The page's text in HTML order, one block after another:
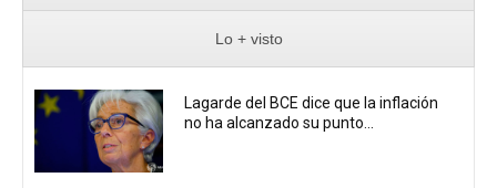
Lo + visto
Lagarde del BCE dice que la inflación
no ha alcanzado su punto...